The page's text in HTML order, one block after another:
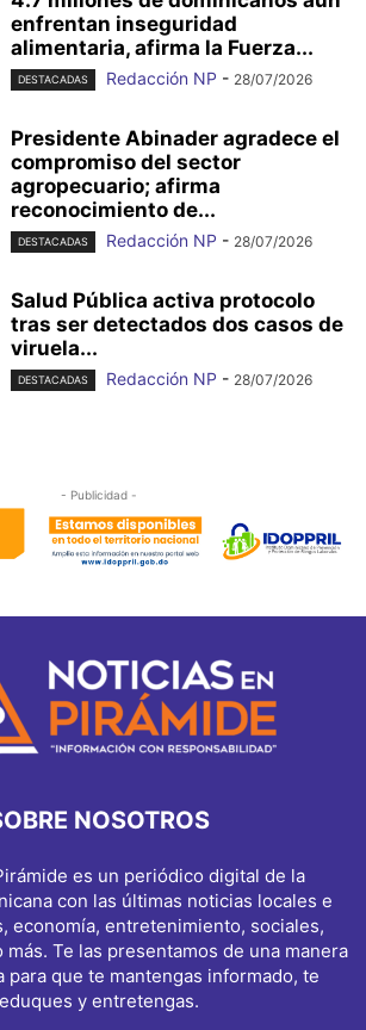
enfrentan inseguridad
alimentaria, afirma la Fuerza...
DESTACADAS Redacción NP - 28/07/2026
Presidente Abinader agradece el
compromiso del sector
agropecuario; afirma
reconocimiento de...
DESTACADAS Redacción NP - 28/07/2026
Salud Pública activa protocolo
tras ser detectados dos casos de
viruela...
DESTACADAS Redacción NP - 28/07/2026
- Publicidad -
NOSOTROS
es un periódico digital de la
con las últimas noticias locales e
economía, entretenimiento, sociales,
Te las presentamos de una manera
para que te mantengas informado, te
eduques y entretengas.